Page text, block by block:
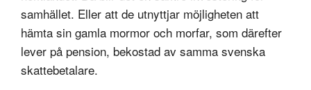
samhället. Eller att de utnyttjar möjligheten att
hämta sin gamla mormor och morfar, som därefter
lever på pension, bekostad av samma svenska
skattebetalare.